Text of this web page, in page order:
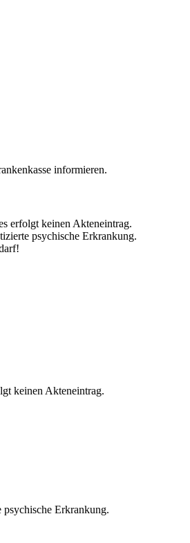
informieren.
erfolgt keinen Akteneintrag.
psychische Erkrankung.
keinen Akteneintrag.
Erkrankung.